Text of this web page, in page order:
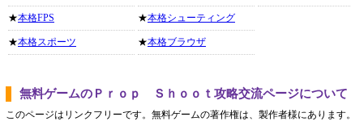
★本格FPS
★本格スポーツ
★本格シューティング
★本格ブラウザ
無料ゲームのＰｒｏｐ Ｓｈｏｏｔ攻略交流ページについて
このページはリンクフリーです。無料ゲームの著作権は、製作者様にあります。